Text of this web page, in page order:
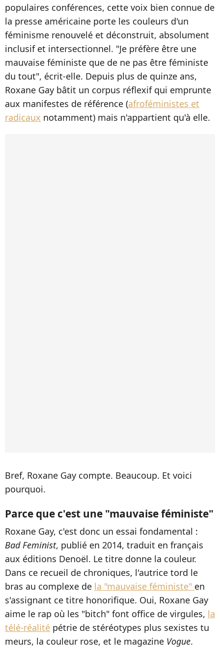
populaires conférences, cette voix bien connue de
la presse américaine porte les couleurs d'un
féminisme renouvelé et déconstruit, absolument
inclusif et intersectionnel. "Je préfère être une
mauvaise féministe que de ne pas être féministe
du tout", écrit-elle. Depuis plus de quinze ans,
Roxane Gay bâtit un corpus réflexif qui emprunte
aux manifestes de référence (afroféministes et
radicaux notamment) mais n'appartient qu'à elle.
Bref, Roxane Gay compte. Beaucoup. Et voici
pourquoi.
Parce que c'est une "mauvaise féministe"
Roxane Gay, c'est donc un essai fondamental :
Bad Feminist, publié en 2014, traduit en français
aux éditions Denoël. Le titre donne la couleur.
Dans ce recueil de chroniques, l'autrice tord le
bras au complexe de la "mauvaise féministe" en
s'assignant ce titre honorifique. Oui, Roxane Gay
aime le rap où les "bitch" font office de virgules, la
télé-réalité pétrie de stéréotypes plus sexistes tu
meurs, la couleur rose, et le magazine Vogue.